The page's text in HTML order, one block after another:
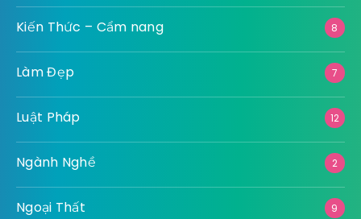
Kiến Thức – Cẩm nang 8
Làm Đẹp 7
Luật Pháp 12
Ngành Nghề 2
Ngoại Thất 9